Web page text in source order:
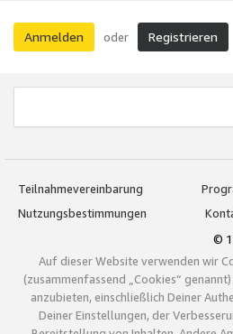
Anmelden oder Registrieren
Teilnahmevereinbarung
Nutzungsbestimmungen
©
Auf dieser Website verwenden wir
(zusammenfassend „Cookies“
anzubieten, einschließlich Deiner
Deiner Einstellungen, der